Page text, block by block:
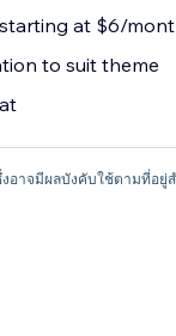
at $6/
to suit theme
อาจมีผลบังคับใช้ตามที่อยู่